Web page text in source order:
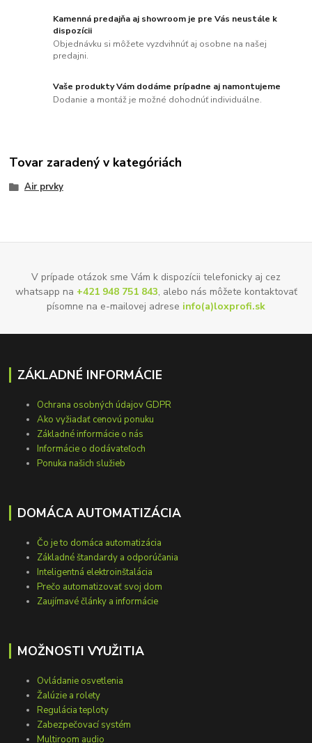
Kamenná predajňa aj showroom je pre Vás neustále k
dispozícii
Objednávku si môžete vyzdvihnúť aj osobne na našej
predajni.
Vaše produkty Vám dodáme prípadne aj namontujeme
Dodanie a montáž je možné dohodnúť individuálne.
Tovar zaradený v kategóriách
Air prvky
V prípade otázok sme Vám k dispozícii telefonicky aj cez
whatsapp na +421 948 751 843, alebo nás môžete kontaktovať
písomne na e-mailovej adrese info(a)loxprofi.sk
ZÁKLADNÉ INFORMÁCIE
Ochrana osobných údajov GDPR
Ako vyžiadať cenovú ponuku
Základné informácie o nás
Informácie o dodávateľoch
Ponuka našich služieb
DOMÁCA AUTOMATIZÁCIA
Čo je to domáca automatizácia
Základné štandardy a odporúčania
Inteligentná elektroinštalácia
Prečo automatizovať svoj dom
Zaujímavé články a informácie
MOŽNOSTI VYUŽITIA
Ovládanie osvetlenia
Žalúzie a rolety
Regulácia teploty
Zabezpečovací systém
Multiroom audio